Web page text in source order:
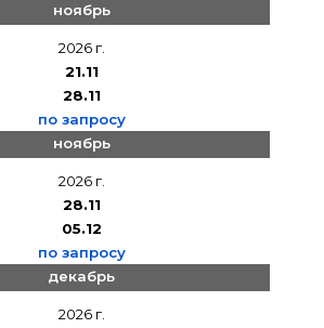
ноябрь
2026 г.
21.11
28.11
по запросу
ноябрь
2026 г.
28.11
05.12
по запросу
декабрь
2026 г.